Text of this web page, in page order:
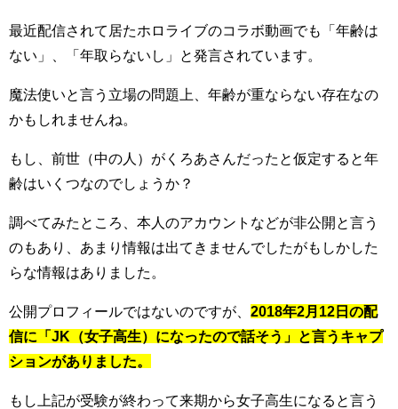
最近配信されて居たホロライブのコラボ動画でも「年齢は
ない」、「年取らないし」と発言されています。
魔法使いと言う立場の問題上、年齢が重ならない存在なの
かもしれませんね。
もし、前世（中の人）がくろあさんだったと仮定すると年
齢はいくつなのでしょうか？
調べてみたところ、本人のアカウントなどが非公開と言う
のもあり、あまり情報は出てきませんでしたがもしかした
らな情報はありました。
公開プロフィールではないのですが、 2018年2月12日の配
信に「JK（女子高生）になったので話そう」と言うキャプ
ションがありました。
もし上記が受験が終わって来期から女子高生になると言う